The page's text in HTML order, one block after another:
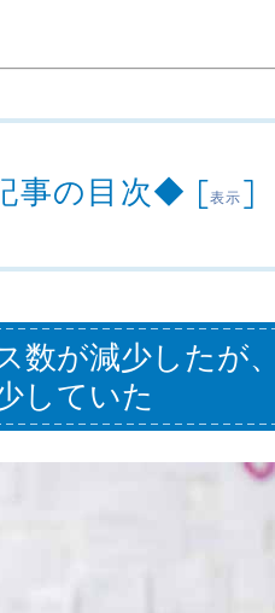
事の目次◆ [表示 ]
数が減少したが
していた